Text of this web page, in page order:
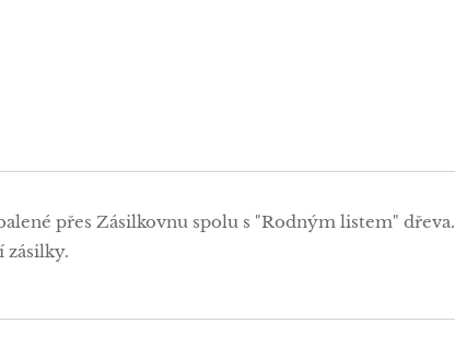
přes Zásilkovnu spolu s "Rodným listem" dřeva.
zásilky.